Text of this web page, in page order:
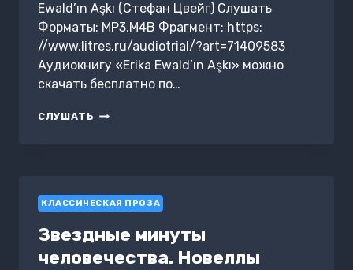
Ewald’ın Aşkı (Стефан Цвейг) Слушать
Форматы: MP3,M4B Фрагмент: https:
//www.litres.ru/audiotrial/?art=71409583
Аудиокнигу «Erika Ewald’ın Aşkı» можно
скачать бесплатно по…
СЛУШАТЬ ERIKA
КЛАССИЧЕСКАЯ ПРОЗА
Звездные минуты
человечества. Новеллы